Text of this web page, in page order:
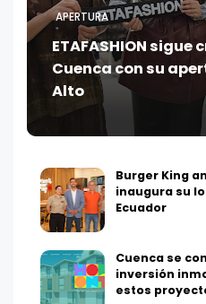
APERTURA
ETAFASHION
Cuenca con su
Alto
Burger King
inaugura su
Ecuador
Cuenca se
inversión
estos